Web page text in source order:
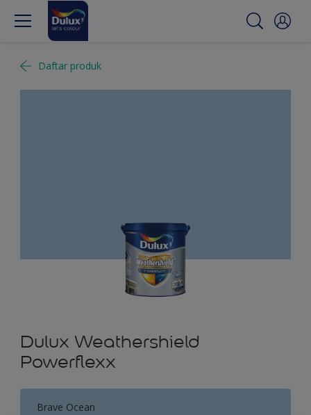
Daftar produk
Dulux Weathershield
Powerflexx
Brave Ocean